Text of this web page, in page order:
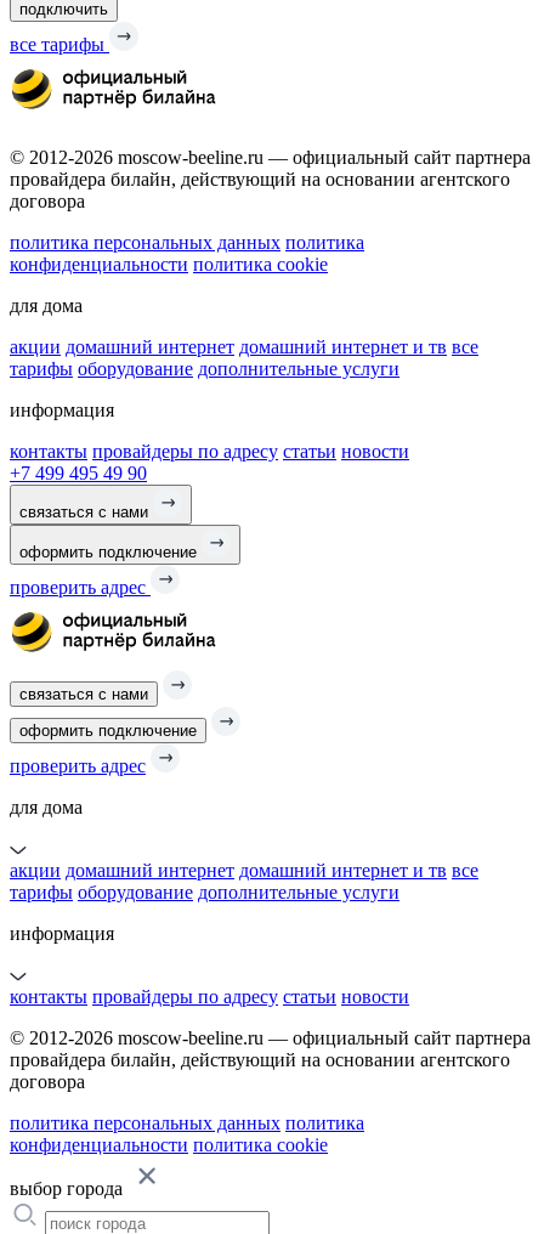
подключить
все тарифы
© 2012-2026 moscow-beeline.ru — официальный сайт партнера
провайдера билайн, действующий на основании агентского
договора
политика персональных данных политика
конфиденциальности политика cookie
для дома
акции домашний интернет домашний интернет и тв все
тарифы оборудование дополнительные услуги
информация
контакты провайдеры по адресу статьи новости
+7 499 495 49 90
связаться с нами
оформить подключение
проверить адрес
связаться с нами
оформить подключение
проверить адрес
для дома
акции домашний интернет домашний интернет и тв все
тарифы оборудование дополнительные услуги
информация
контакты провайдеры по адресу статьи новости
© 2012-2026 moscow-beeline.ru — официальный сайт партнера
провайдера билайн, действующий на основании агентского
договора
политика персональных данных политика
конфиденциальности политика cookie
выбор города